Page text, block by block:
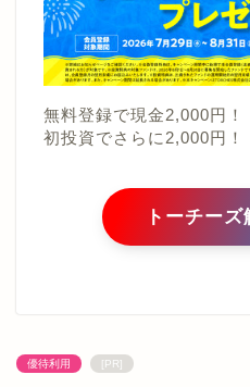
無料登録で現金2,000円！
初投資でさらに2,000円！
トーチー
優待利用 [PR]